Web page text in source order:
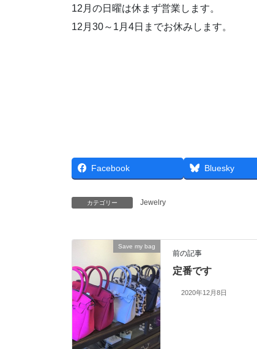
12月の日曜は休まず営業します。
12月30～1月4日までお休みします。
Facebook Bluesky
カテゴリー Jewelry
Save my bag
前の記事
定番です
2020年12月8日